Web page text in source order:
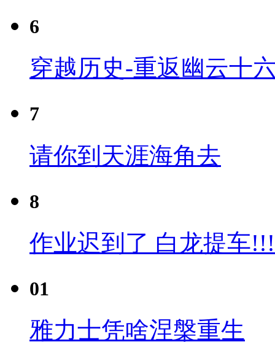
6
穿越历史-重返幽云十
7
请你到天涯海角去
8
作业迟到了 白龙提车
01
雅力士凭啥涅槃重生